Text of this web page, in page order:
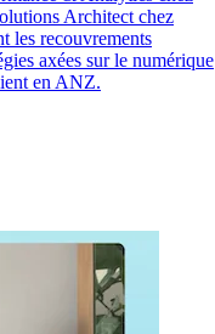
Architect chez
les recouvrements
axées sur le numérique
en ANZ.